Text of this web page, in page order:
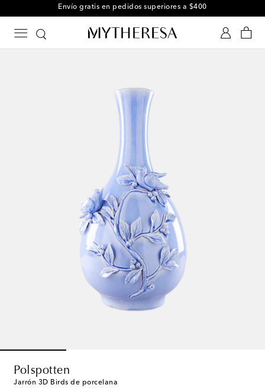
Envío gratis en pedidos superiores a $400
Polspotten
Jarrón 3D Birds de porcelana